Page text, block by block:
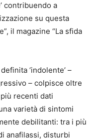
contribuendo a
su questa
il magazine “La sfida
‘indolente’ –
– colpisce oltre
recenti dati
varietà di sintomi
debilitanti: tra i più
anafilassi, disturbi